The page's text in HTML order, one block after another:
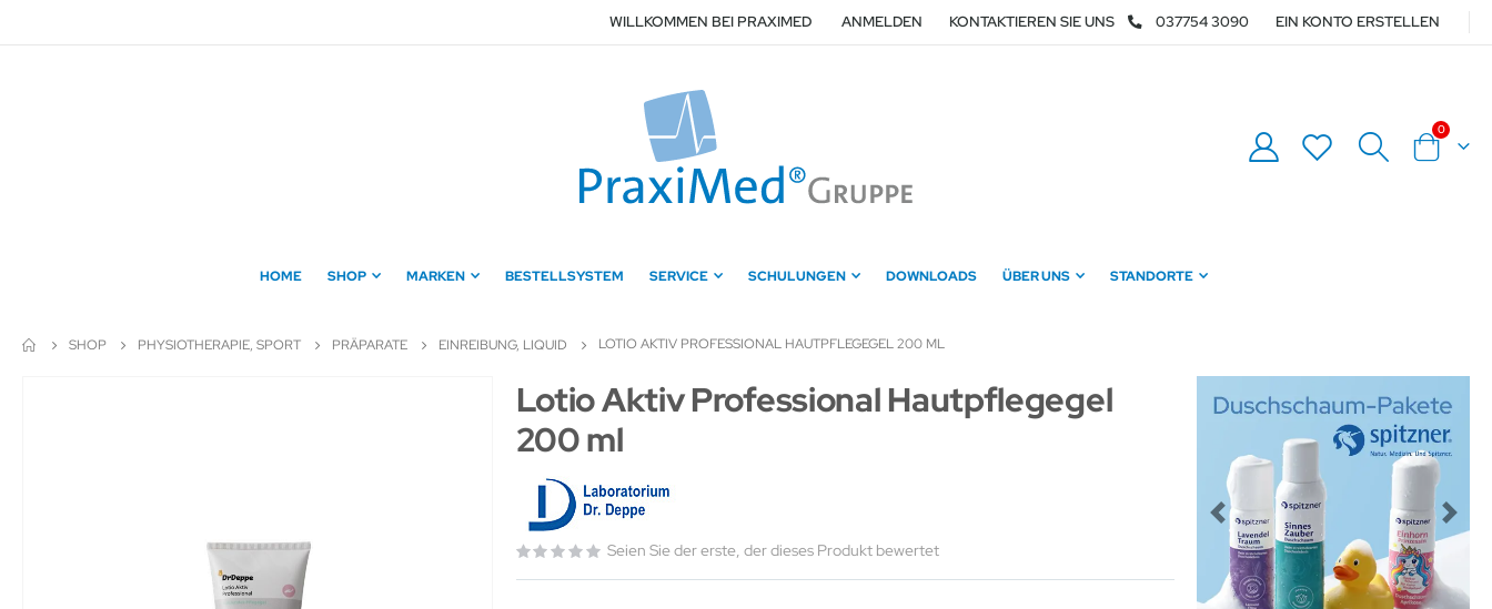
zum
WILLKOMMEN BEI PRAXIMED ANMELDEN KONTAKTIEREN SIE UNS 037754 3090 EIN KONTO ERSTELLEN
Warenkorb
0Artikel
HOME SHOP MARKEN BESTELLSYSTEM SERVICE SCHULUNGEN DOWNLOADS ÜBER UNS STANDORTE
SHOP PHYSIOTHERAPIE, SPORT PRÄPARATE EINREIBUNG, LIQUID LOTIO AKTIV PROFESSIONAL HAUTPFLEGEGEL 200 ML
Zum
Anfang
der
Bildergalerie
springen
Lotio Aktiv Professional Hautpflegegel
200 ml
Seien Sie der erste, der dieses Produkt bewertet
Previous Next